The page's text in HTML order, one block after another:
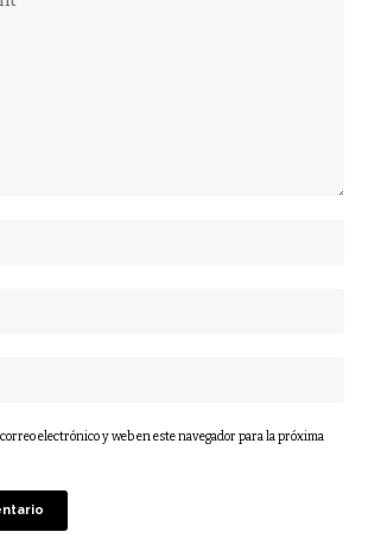
electrónico y web en este navegador para la próxima